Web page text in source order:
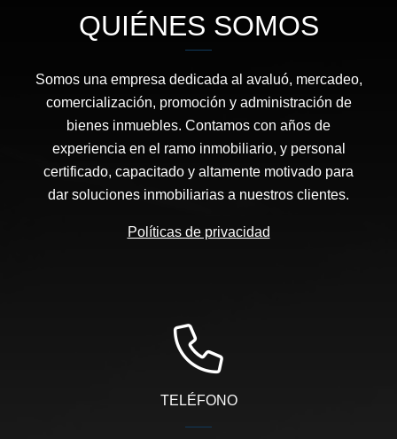
QUIÉNES SOMOS
Somos una empresa dedicada al avaluó, mercadeo,
comercialización, promoción y administración de
bienes inmuebles. Contamos con años de
experiencia en el ramo inmobiliario, y personal
certificado, capacitado y altamente motivado para
dar soluciones inmobiliarias a nuestros clientes.
Políticas de privacidad
TELÉFONO